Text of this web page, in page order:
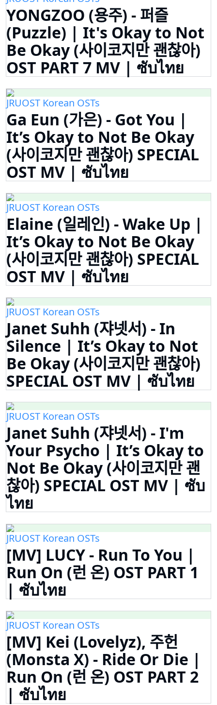
YONGZOO (용주) - 퍼즐
(Puzzle) | It's Okay to Not
Be Okay (사이코지만 괜찮아)
OST PART 7 MV | ซับไทย
JRUOST Korean OSTs
Ga Eun (가은) - Got You |
It’s Okay to Not Be Okay
(사이코지만 괜찮아) SPECIAL
OST MV | ซับไทย
JRUOST Korean OSTs
Elaine (일레인) - Wake Up |
It’s Okay to Not Be Okay
(사이코지만 괜찮아) SPECIAL
OST MV | ซับไทย
JRUOST Korean OSTs
Janet Suhh (쟈넷서) - In
Silence | It’s Okay to Not
Be Okay (사이코지만 괜찮아)
SPECIAL OST MV | ซับไทย
JRUOST Korean OSTs
Janet Suhh (쟈넷서) - I'm
Your Psycho | It’s Okay to
Not Be Okay (사이코지만 괜
찮아) SPECIAL OST MV | ซับ
ไทย
JRUOST Korean OSTs
[MV] LUCY - Run To You |
Run On (런 온) OST PART 1
| ซับไทย
JRUOST Korean OSTs
[MV] Kei (Lovelyz), 주헌
(Monsta X) - Ride Or Die |
Run On (런 온) OST PART 2
| ซับไทย